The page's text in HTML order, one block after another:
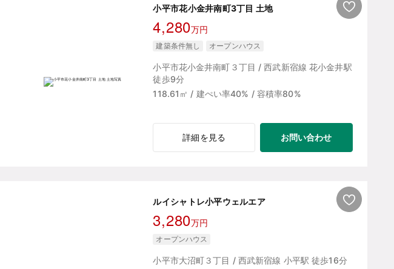
小平市花小金井南町3丁目 土地
4,280万円
建築条件無し オープンハウス
小平市花小金井南町３丁目 / 西武新宿線 花小金井駅
徒歩9分
118.61㎡ / 建ぺい率40% / 容積率80%
詳細を見る お問い合わせ
ルイシャトレ小平ウェルエア
3,280万円
オープンハウス
小平市大沼町３丁目 / 西武新宿線 小平駅 徒歩16分